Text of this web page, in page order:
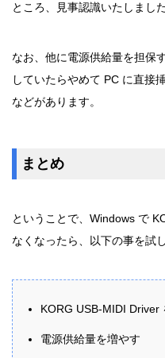
ところ、見事認識いたしまし
なお、他に電源供給量を担保
していたらやめて PC に直接
などがあります。
まとめ
ということで、Windows で
なくなったら、以下の事を試
KORG USB-MIDI Driver
電源供給量を増やす